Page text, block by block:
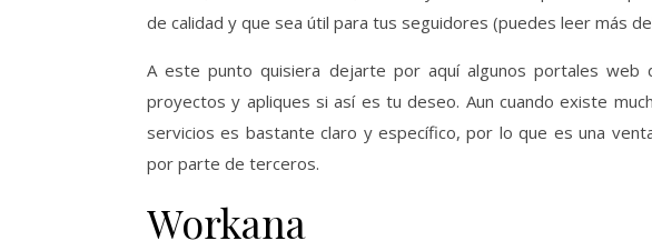
de calidad y que sea útil para tus seguidores (puedes leer más
A este punto quisiera dejarte por aquí algunos portales web
proyectos y apliques si así es tu deseo. Aun cuando existe
servicios es bastante claro y específico, por lo que es una
por parte de terceros.
Workana